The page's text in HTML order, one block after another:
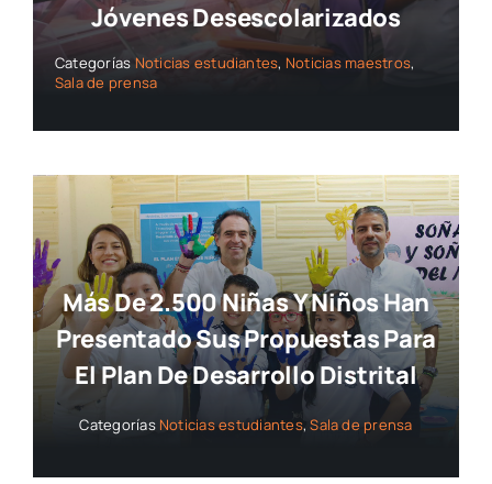
Jóvenes Desescolarizados
Categorías Noticias estudiantes, Noticias maestros,
Sala de prensa
Más De 2.500 Niñas Y Niños Han
Presentado Sus Propuestas Para
El Plan De Desarrollo Distrital
Categorías Noticias estudiantes,Sala de prensa